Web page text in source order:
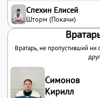
Спехин Елисей
Шторм (Покачи)
Вратарь, не пропустивший ни
Симонов
Кирилл